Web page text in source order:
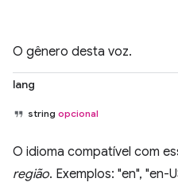
O gênero desta voz.
lang
string opcional
O idioma compatível com
região. Exemplos: "en", "en-